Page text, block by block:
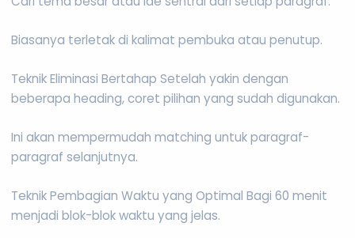
Biasanya terletak di kalimat pembuka atau penutup.
Teknik Eliminasi Bertahap Setelah yakin dengan
beberapa heading, coret pilihan yang sudah digunakan.
Ini akan mempermudah matching untuk paragraf-
paragraf selanjutnya.
Teknik Pembagian Waktu yang Optimal Bagi 60 menit
menjadi blok-blok waktu yang jelas.